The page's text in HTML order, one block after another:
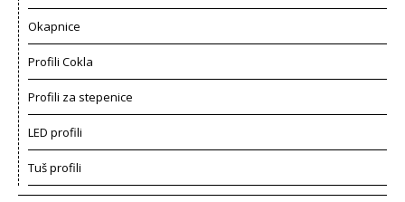
Okapnice
Profili Cokla
Profili za stepenice
LED profili
Tuš profili